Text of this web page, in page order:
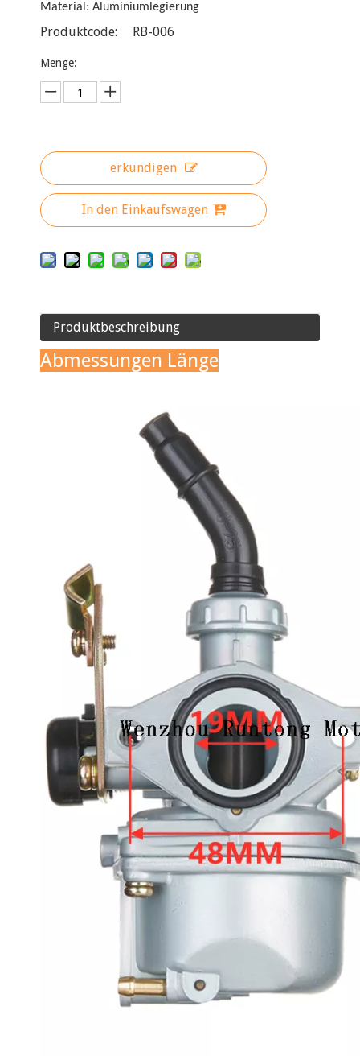
Material: Aluminiumlegierung
Produktcode: RB-006
Menge:
erkundigen
In den Einkaufswagen
Produktbeschreibung
Abmessungen Länge